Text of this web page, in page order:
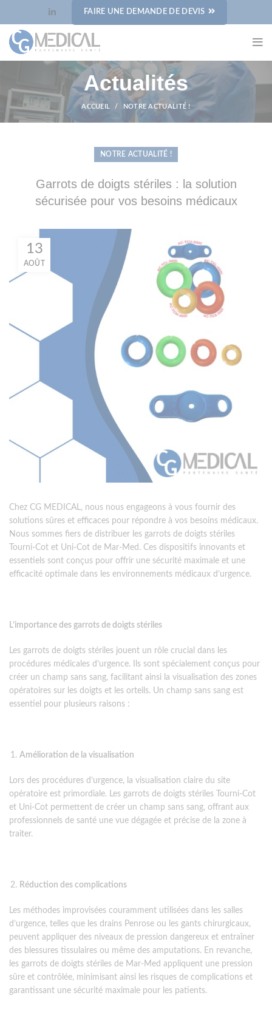
FAIRE UNE DEMANDE DE DEVIS
Actualités
ACCUEIL NOTRE ACTUALITÉ !
NOTRE ACTUALITÉ !
Garrots de doigts stériles : la solution
sécurisée pour vos besoins médicaux
13
AOÛT
Chez CG MEDICAL, nous nous engageons à vous fournir des
solutions sûres et efficaces pour répondre à vos besoins médicaux.
Nous sommes fiers de distribuer les garrots de doigts stériles
Tourni-Cot et Uni-Cot de Mar-Med. Ces dispositifs innovants et
essentiels sont conçus pour offrir une sécurité maximale et une
efficacité optimale dans les environnements médicaux d’urgence.
L’importance des garrots de doigts stériles
Les garrots de doigts stériles jouent un rôle crucial dans les
procédures médicales d’urgence. Ils sont spécialement conçus pour
créer un champ sans sang, facilitant ainsi la visualisation des zones
opératoires sur les doigts et les orteils. Un champ sans sang est
essentiel pour plusieurs raisons :
Amélioration de la visualisation
Lors des procédures d’urgence, la visualisation claire du site
opératoire est primordiale. Les garrots de doigts stériles Tourni-Cot
et Uni-Cot permettent de créer un champ sans sang, offrant aux
professionnels de santé une vue dégagée et précise de la zone à
traiter.
Réduction des complications
Les méthodes improvisées couramment utilisées dans les salles
d’urgence, telles que les drains Penrose ou les gants chirurgicaux,
peuvent appliquer des niveaux de pression dangereux et entraîner
des blessures tissulaires ou même des amputations. En revanche,
les garrots de doigts stériles de Mar-Med appliquent une pression
sûre et contrôlée, minimisant ainsi les risques de complications et
garantissant une sécurité maximale pour les patients.
Panneau de gestion des cookies